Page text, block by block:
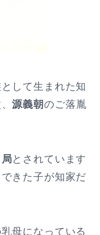
して生まれた知
源義朝のご落胤
とされています
きた子が知家だ
母になっている